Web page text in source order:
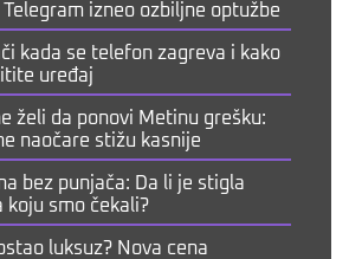
Telegram izneo ozbiljne optužbe
kada se telefon zagreva i kako
uređaj
želi da ponovi Metinu grešku:
naočare stižu kasnije
bez punjača: Da li je stigla
koju smo čekali?
luksuz? Nova cena